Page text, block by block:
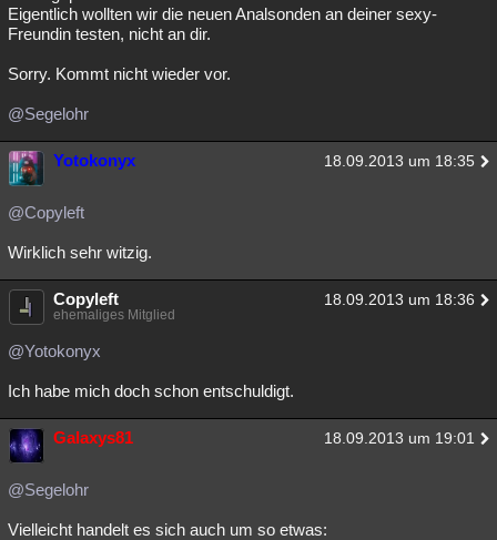
Eigentlich wollten wir die neuen Analsonden an deiner sexy-
Freundin testen, nicht an dir.
Sorry. Kommt nicht wieder vor.
@Segelohr
Yotokonyx 18.09.2013 um 18:35
@Copyleft
Wirklich sehr witzig.
Copyleft 18.09.2013 um 18:36
ehemaliges Mitglied
@Yotokonyx
Ich habe mich doch schon entschuldigt.
Galaxys81 18.09.2013 um 19:01
@Segelohr
Vielleicht handelt es sich auch um so etwas: